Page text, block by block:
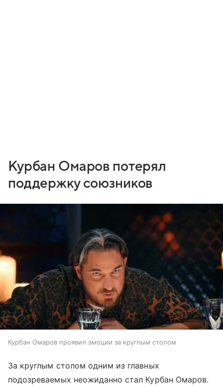
Курбан Омаров потерял
поддержку союзников
Курбан Омаров проявил эмоции за круглым столом
За круглым столом одним из главных
подозреваемых неожиданно стал Курбан Омаров.